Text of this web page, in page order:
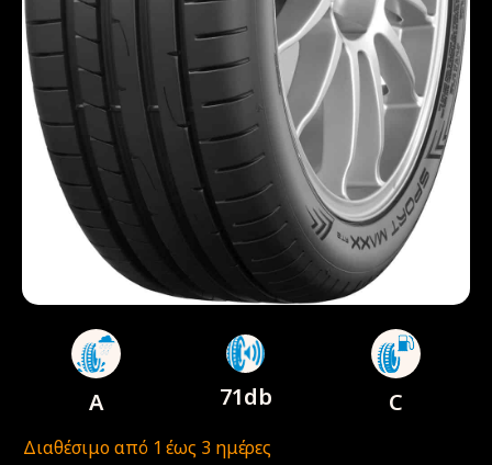
A 71db C
Διαθέσιμο από 1 έως 3 ημέρες